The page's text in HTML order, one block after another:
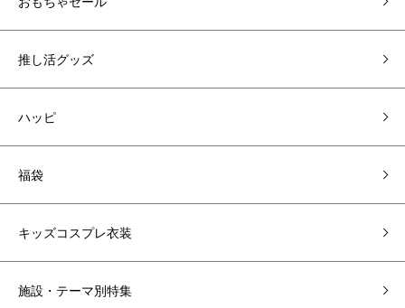
推し活グッズ
ハッピ
福袋
キッズコスプレ衣装
施設・テーマ別特集